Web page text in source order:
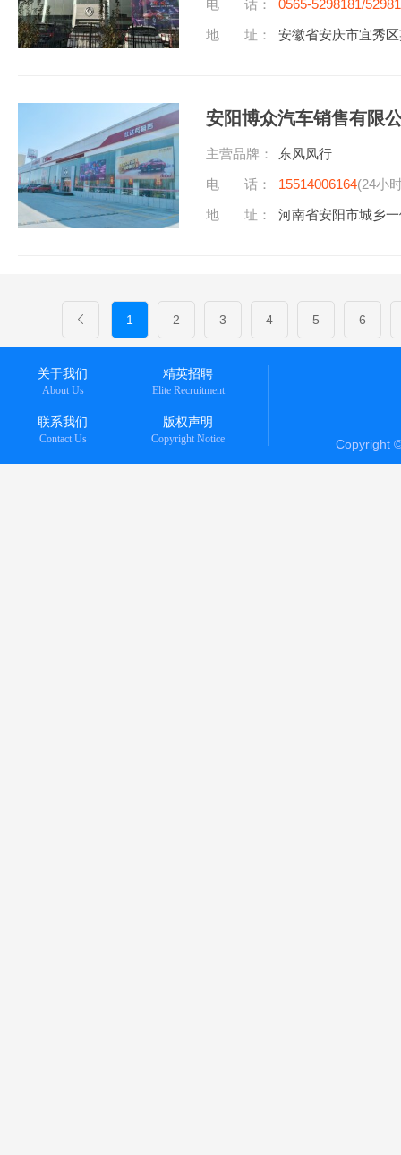
电 话：
0565-5298181/
地 址：
安徽省安庆市宜秀
安阳博众汽车销售有限
主营品牌：
东风风行
电 话：
15514006164(24小
地 址：
河南省安阳市城乡
1 2 3 4 5 6
关于我们
About Us
精英招聘
Elite Recruitment
联系我们
Contact Us
版权声明
Copyright Notice Copyright